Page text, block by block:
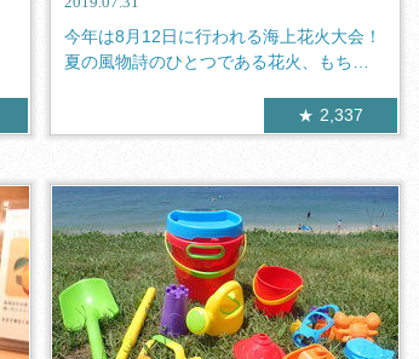
今年は8月12日に行われる海上花火大会！
夏の風物詩のひとつである花火、もちろ
2,337